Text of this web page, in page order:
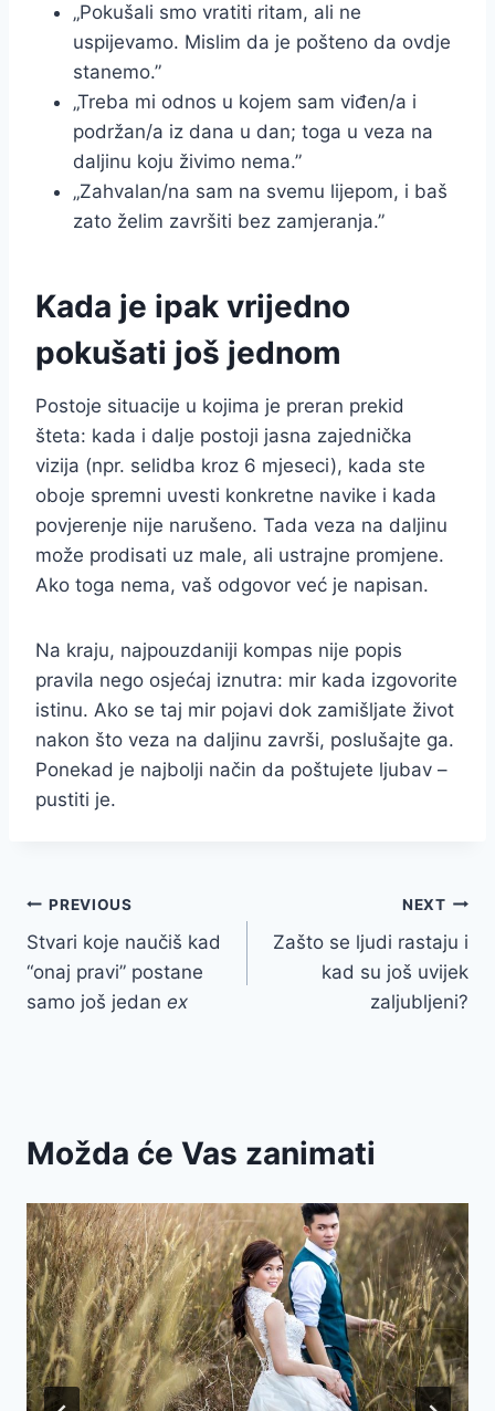
„Pokušali smo vratiti ritam, ali ne
uspijevamo. Mislim da je pošteno da ovdje
stanemo.”
„Treba mi odnos u kojem sam viđen/a i
podržan/a iz dana u dan; toga u veza na
daljinu koju živimo nema.”
„Zahvalan/na sam na svemu lijepom, i baš
zato želim završiti bez zamjeranja.”
Kada je ipak vrijedno
pokušati još jednom
Postoje situacije u kojima je preran prekid
šteta: kada i dalje postoji jasna zajednička
vizija (npr. selidba kroz 6 mjeseci), kada ste
oboje spremni uvesti konkretne navike i kada
povjerenje nije narušeno. Tada veza na daljinu
može prodisati uz male, ali ustrajne promjene.
Ako toga nema, vaš odgovor već je napisan.
Na kraju, najpouzdaniji kompas nije popis
pravila nego osjećaj iznutra: mir kada izgovorite
istinu. Ako se taj mir pojavi dok zamišljate život
nakon što veza na daljinu završi, poslušajte ga.
Ponekad je najbolji način da poštujete ljubav –
pustiti je.
Post
navigation
PREVIOUS
Stvari koje naučiš kad
“onaj pravi” postane
samo još jedan ex
NEXT
Zašto se ljudi rastaju i
kad su još uvijek
zaljubljeni?
Možda će Vas zanimati